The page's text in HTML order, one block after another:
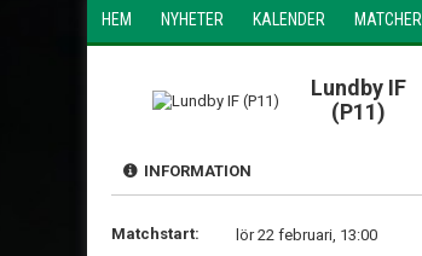
HEM NYHETER KALENDER MATCHER
Lundby IF
(P11)
INFORMATION
Matchstart:
lör 22 februari, 13:00